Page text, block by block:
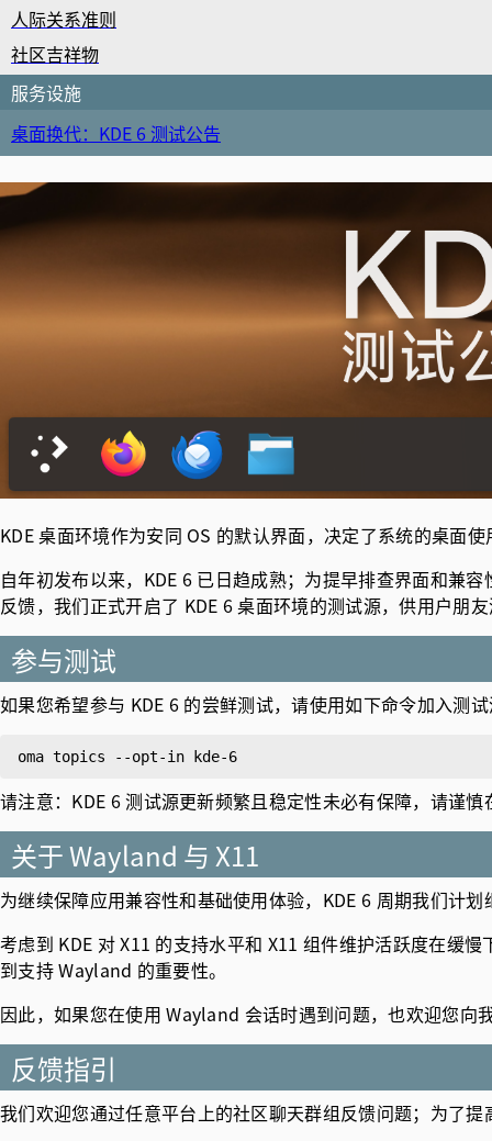
人际关系准则
社区吉祥物
服务设施
桌面换代：KDE 6 测试公告
KDE 桌面环境作为安同 OS 的默认界面，决定了系统的桌面
自年初发布以来，KDE 6 已日趋成熟；为提早排查界面和兼
反馈，我们正式开启了 KDE 6 桌面环境的测试源，供用户朋
参与测试
如果您希望参与 KDE 6 的尝鲜测试，请使用如下命令加入测
请注意：KDE 6 测试源更新频繁且稳定性未必有保障，请谨
关于 Wayland 与 X11
为继续保障应用兼容性和基础使用体验，KDE 6 周期我们计
考虑到 KDE 对 X11 的支持水平和 X11 组件维护活跃度在缓
到支持 Wayland 的重要性。
因此，如果您在使用 Wayland 会话时遇到问题，也欢迎您向
反馈指引
我们欢迎您通过任意平台上的社区聊天群组反馈问题；为了